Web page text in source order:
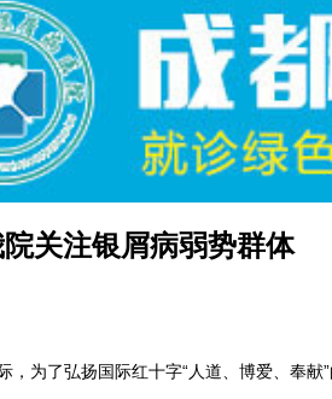
关注银屑病弱势群体
了弘扬国际红十字“人道、博爱、奉献”